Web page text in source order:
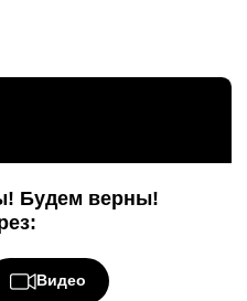
Будем верны!
Видео